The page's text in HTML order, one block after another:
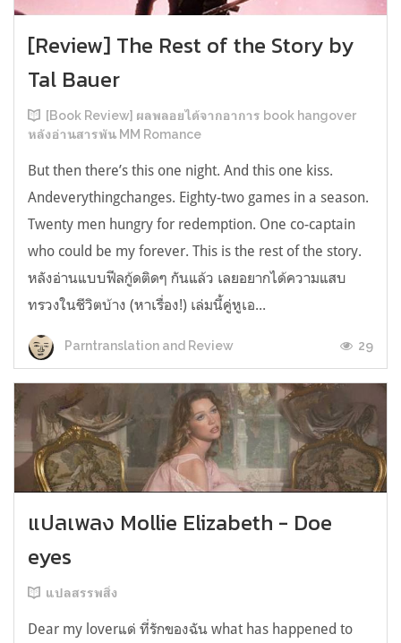
[Review] The Rest of the Story by
Tal Bauer
[Book Review] ผลพลอยได้จากอาการ book hangover
หลังอ่านสารพัน MM Romance
But then there’s this one night. And this one kiss.
Andeverythingchanges. Eighty-two games in a season.
Twenty men hungry for redemption. One co-captain
who could be my forever. This is the rest of the story.
หลังอ่านแบบฟีลกู้ดติดๆ กันแล้ว เลยอยากได้ความแสบ
ทรวงในชีวิตบ้าง (หาเรื่อง!) เล่มนี้คู่หูเอ...
Parntranslation and Review 29
แปลเพลง Mollie Elizabeth - Doe
eyes
แปลสรรพสิ่ง
Dear my loverแด่ ที่รักของฉัน what has happened to